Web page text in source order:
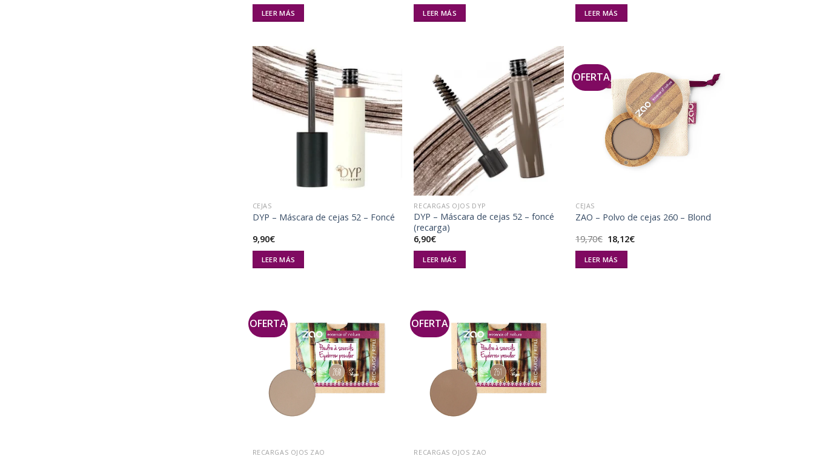
LEER MÁS LEER MÁS LEER MÁS
Añadir
a la
lista de
deseos
CEJAS
DYP – Máscara de cejas 52 – Foncé
9,90€
LEER MÁS
Añadir
a la
lista de
deseos
RECARGAS OJOS DYP
DYP – Máscara de cejas 52 – foncé
(recarga)
6,90€
LEER MÁS
OFERTA
Añadir
lista de
deseos
CEJAS
ZAO – Polvo de cejas 260 – Blond
19,70€ El
precio
original
era:
18,12€El
LEER MÁS
OFERTA
Añadir
a la
lista de
deseos
RECARGAS OJOS ZAO
OFERTA
Añadir
a la
lista de
deseos
RECARGAS OJOS ZAO